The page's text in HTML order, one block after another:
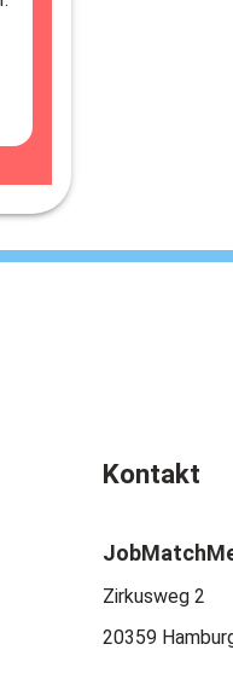
Kontakt
Zirkusweg 2
20359